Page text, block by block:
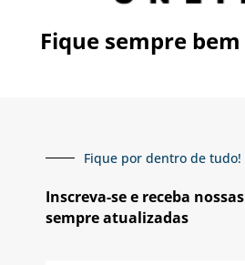
Fique sempre
Fique por dentro de tudo!
Inscreva-se e receba
sempre atualizadas